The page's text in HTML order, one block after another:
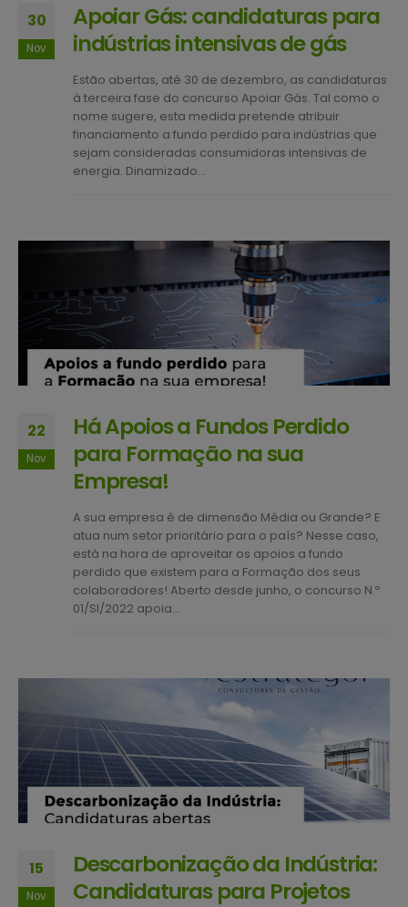
30
Nov
Apoiar Gás: candidaturas para
indústrias intensivas de gás
Estão abertas, até 30 de dezembro, as candidaturas
à terceira fase do concurso Apoiar Gás. Tal como o
nome sugere, esta medida pretende atribuir
financiamento a fundo perdido para indústrias que
sejam consideradas consumidoras intensivas de
energia. Dinamizado...
22
Nov
Há Apoios a Fundos Perdido
para Formação na sua
Empresa!
A sua empresa é de dimensão Média ou Grande? E
atua num setor prioritário para o país? Nesse caso,
está na hora de aproveitar os apoios a fundo
perdido que existem para a Formação dos seus
colaboradores! Aberto desde junho, o concurso N.º
01/SI/2022 apoia...
15
Nov
Descarbonização da Indústria:
Candidaturas para Projetos